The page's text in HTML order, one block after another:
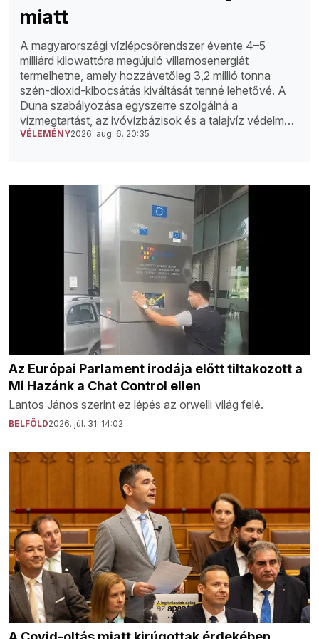
miatt
A magyarországi vízlépcsőrendszer évente 4–5
milliárd kilowattóra megújuló villamosenergiát
termelhetne, amely hozzávetőleg 3,2 millió tonna
szén-dioxid-kibocsátás kiváltását tenné lehetővé. A
Duna szabályozása egyszerre szolgálná a
vízmegtartást, az ivóvízbázisok és a talajvíz védelmét,
a villamosenergia-termelést, az árvíz- és
VÉLEMÉNY2026. aug. 6. 20:35
Az Európai Parlament irodája előtt tiltakozott a
Mi Hazánk a Chat Control ellen
Lantos János szerint ez lépés az orwelli világ felé.
BELFÖLD2026. júl. 31. 14:02